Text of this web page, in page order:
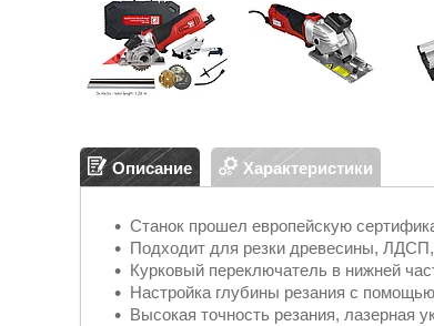
Описание Характеристики
Станок прошел европейскую
Подходит для резки древесины,
Курковый переключатель в нижней
Настройка глубины резания с
Высокая точность резания, лазерная